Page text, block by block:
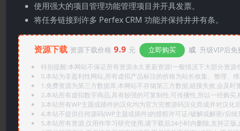
使用强大的项目管理功能管理项目并开具发票。
将任务链接到许多 Perfex CRM 功能并保持井井有条。
资源下载 资源下载价格 9.9 元 立即购买 或 升级VIP后免
特别提醒:本网站不保证所有资源永久更新资源!一般情况下大部分资
0.本站为非盈利性网站,所有虚拟产品标注的价格为站长收集、整理、
1.免费资源为第三方数据库,本网站不存储第三方数据,链接失效,会及
2.本站所有虚拟数字商品,具有较强的可复制性,可传播性,所以一经购买,
3.本站所有WP主题或插件的汉化均为官方完整源码汉化而成并对汉化
4.本站不提供任何源码(WP主题或插件)的授权许可证/破解或解密/后
5.本站所有资源,仅用作学习研究使用,请下载后24小时内删除,支持正版